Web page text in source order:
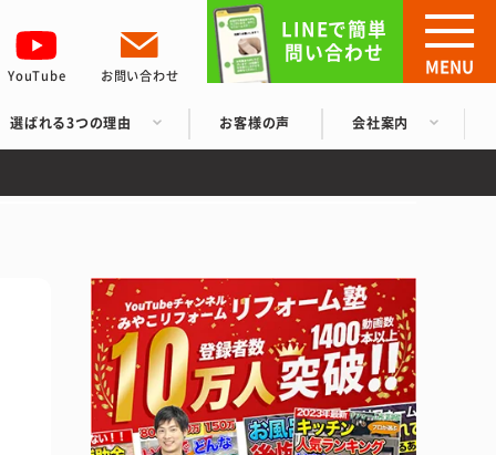
YouTube お問い合わせ
選ばれる3つの理由 お客様の声 会社案内
LINEで簡単
問い合わせ
MENU